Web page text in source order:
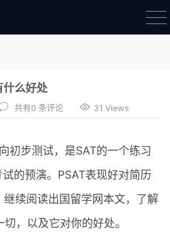
校选择
准备
什么好处
共有0 条评论 31 Views
步测试，是SAT的一个练习
的预演。PSAT表现好对简历
续阅读出国留学网本文，了解
，以及它对你的好处。